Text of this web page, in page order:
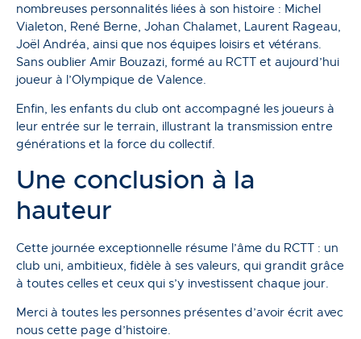
nombreuses personnalités liées à son histoire : Michel
Vialeton, René Berne, Johan Chalamet, Laurent Rageau,
Joël Andréa, ainsi que nos équipes loisirs et vétérans.
Sans oublier Amir Bouzazi, formé au RCTT et aujourd’hui
joueur à l’Olympique de Valence.
Enfin, les enfants du club ont accompagné les joueurs à
leur entrée sur le terrain, illustrant la transmission entre
générations et la force du collectif.
Une conclusion à la
hauteur
Cette journée exceptionnelle résume l’âme du RCTT : un
club uni, ambitieux, fidèle à ses valeurs, qui grandit grâce
à toutes celles et ceux qui s’y investissent chaque jour.
Merci à toutes les personnes présentes d’avoir écrit avec
nous cette page d’histoire.